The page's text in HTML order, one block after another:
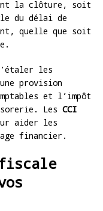
la clôture, soit
du délai de
quelle que soit
les
provision
et l’impôt
Les CCI
aider les
financier.